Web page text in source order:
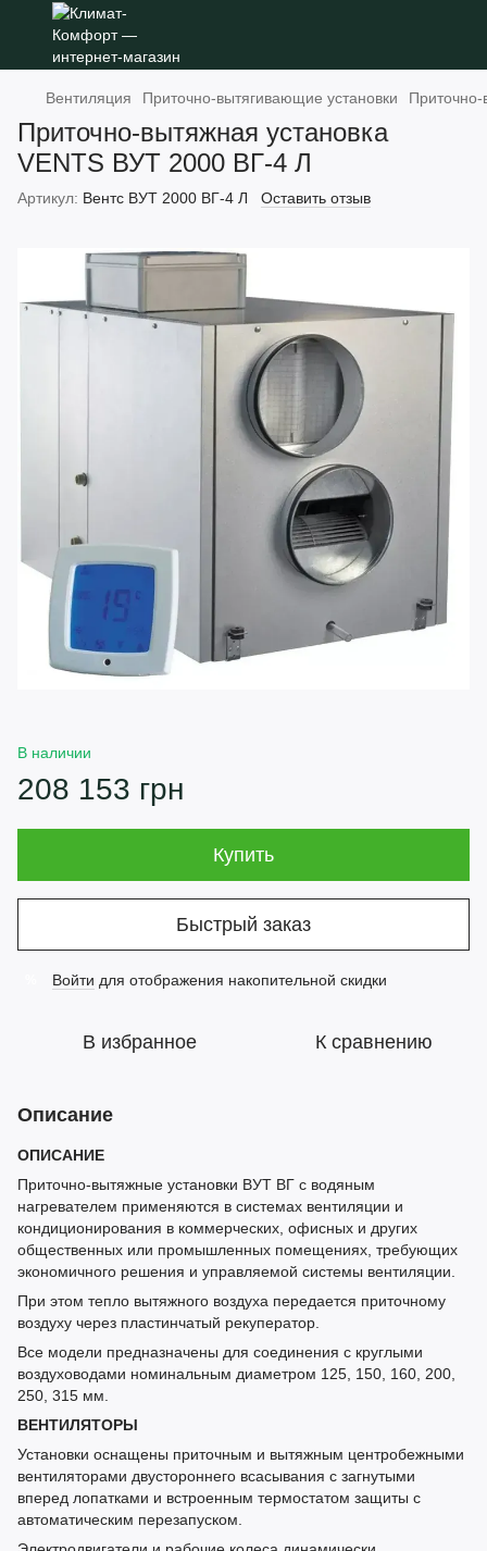
Вентиляция Приточно-вытягивающие установки Приточно-
Приточно-вытяжная установка
VENTS ВУТ 2000 ВГ-4 Л
Артикул: Вентс ВУТ 2000 ВГ-4 Л Оставить отзыв
В наличии
208 153 грн
Купить
Быстрый заказ
Войти для отображения накопительной скидки
В избранное К сравнению
Описание
ОПИСАНИЕ
Приточно-вытяжные установки ВУТ ВГ с водяным
нагревателем применяются в системах вентиляции и
кондиционирования в коммерческих, офисных и других
общественных или промышленных помещениях, требующих
экономичного решения и управляемой системы вентиляции.
При этом тепло вытяжного воздуха передается приточному
воздуху через пластинчатый рекуператор.
Все модели предназначены для соединения с круглыми
воздуховодами номинальным диаметром 125, 150, 160, 200,
250, 315 мм.
ВЕНТИЛЯТОРЫ
Установки оснащены приточным и вытяжным центробежными
вентиляторами двустороннего всасывания с загнутыми
вперед лопатками и встроенным термостатом защиты с
автоматическим перезапуском.